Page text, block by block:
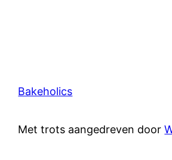
Bakeholics
Met trots aangedreven door